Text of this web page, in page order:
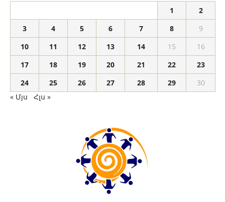
1
2
3
4 5 6 7 8
9
10
11 12 13 14 15
16
17
18 19 20 21 22
23
24
25 26 27 28 29
30
« Մյս
Հլս »